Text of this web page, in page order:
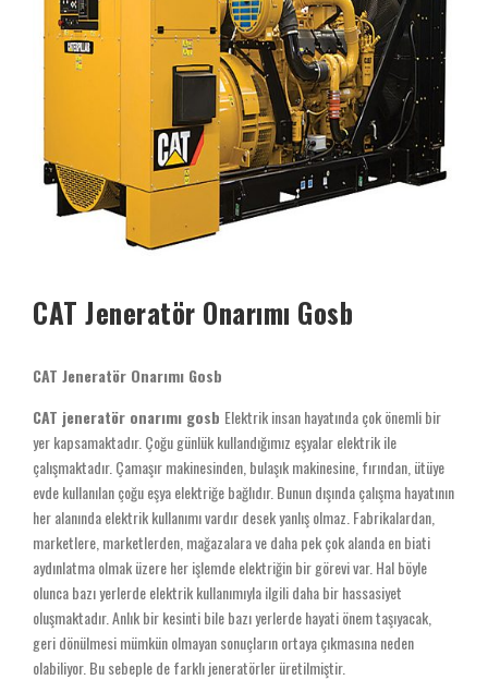
CAT Jeneratör Onarımı Gosb
CAT Jeneratör Onarımı Gosb
CAT jeneratör onarımı gosb Elektrik insan hayatında çok önemli bir
yer kapsamaktadır. Çoğu günlük kullandığımız eşyalar elektrik ile
çalışmaktadır. Çamaşır makinesinden, bulaşık makinesine, fırından, ütüye
evde kullanılan çoğu eşya elektriğe bağlıdır. Bunun dışında çalışma hayatının
her alanında elektrik kullanımı vardır desek yanlış olmaz. Fabrikalardan,
marketlere, marketlerden, mağazalara ve daha pek çok alanda en biati
aydınlatma olmak üzere her işlemde elektriğin bir görevi var. Hal böyle
olunca bazı yerlerde elektrik kullanımıyla ilgili daha bir hassasiyet
oluşmaktadır. Anlık bir kesinti bile bazı yerlerde hayati önem taşıyacak,
geri dönülmesi mümkün olmayan sonuçların ortaya çıkmasına neden
olabiliyor. Bu sebeple de farklı jeneratörler üretilmiştir.